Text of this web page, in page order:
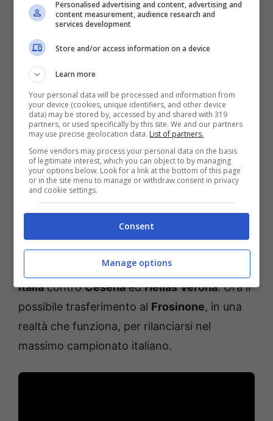
dallaSpalper una cifra vicina ai6 milioni di
euro, Kevin Bonifazi
conquistare e mantenere una titolarità nel
Bologna, nonostante si sia sempre
comportato da professionista esemplare. Un
buon periodo la passata stagione all’arrivo di
Thiago Motta, poi diversi infortuni lo hanno
frenato. Ha vestito la maglia rossoblù in 41
un assist messo a referto. In questa stagione
solamente270 minuti giocati, di cui90in
contro ilSassuoloe180
ItaliacontroCesenaedHellas Verona. Ora il
possibile trasferimento al Frosinone, in una
realtà che funziona, per rilanciarsi nel
massimo campionato italiano.
Personalised advertising and content, advertising and
content measurement, audience research and
services development
Store and/or access information on a device
Learn more
Your personal data will be processed and information from
your device (cookies, unique identifiers, and other device
data) may be stored by, accessed by and shared with 319
partners, or used specifically by this site. We and our partners
may use precise geolocation data. List of partners.
Some vendors may process your personal data on the basis
of legitimate interest, which you can object to by managing
your options below. Look for a link at the bottom of this page
or in the site menu to manage or withdraw consent in privacy
and cookie settings.
Consent
Manage options